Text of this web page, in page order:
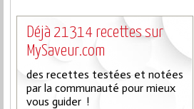
Déjà 21314 recettes sur
MySaveur.com
des recettes testées et notées
par la communauté pour mieux
vous guider !